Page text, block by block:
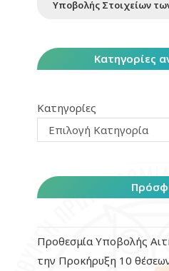
Υποβολής Στοιχείων
Κατηγορίες
Κατηγορίες
Επιλογή Κατηγορία
Προθεσμία Υποβολής
την Προκήρυξη 10